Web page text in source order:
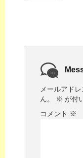
メールアド
ん。
※ が付
コメント ※